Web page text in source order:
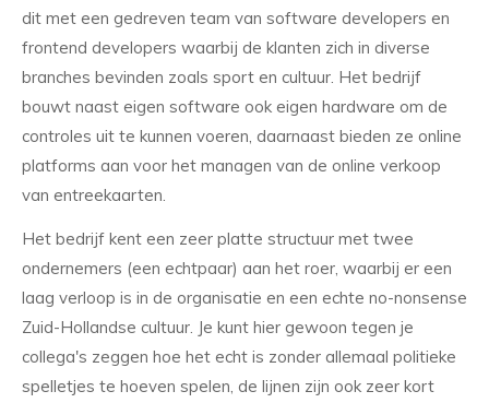
dit met een gedreven team van software developers en
frontend developers waarbij de klanten zich in diverse
branches bevinden zoals sport en cultuur. Het bedrijf
bouwt naast eigen software ook eigen hardware om de
controles uit te kunnen voeren, daarnaast bieden ze online
platforms aan voor het managen van de online verkoop
van entreekaarten.
Het bedrijf kent een zeer platte structuur met twee
ondernemers (een echtpaar) aan het roer, waarbij er een
laag verloop is in de organisatie en een echte no-nonsense
Zuid-Hollandse cultuur. Je kunt hier gewoon tegen je
collega's zeggen hoe het echt is zonder allemaal politieke
spelletjes te hoeven spelen, de lijnen zijn ook zeer kort